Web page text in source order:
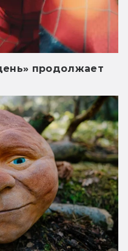
продолжает